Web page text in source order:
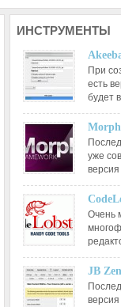
ИНСТРУМЕНТЫ
При
есть
будет
уже
Очень
JB